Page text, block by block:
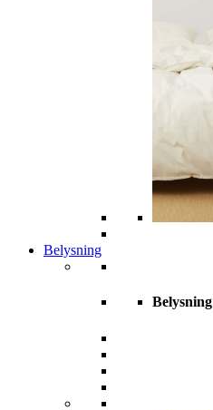
Belysning
Belysning